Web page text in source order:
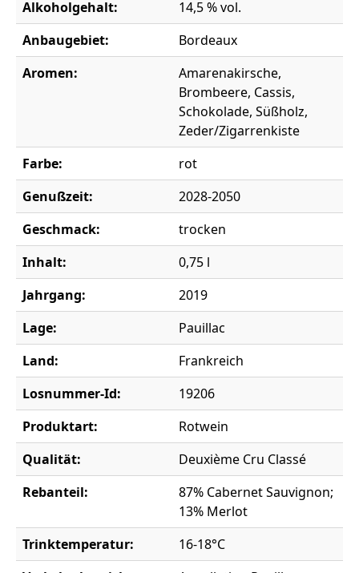
Alkoholgehalt:
14,5 % vol.
Anbaugebiet:
Bordeaux
Aromen:
Amarenakirsche,
Brombeere, Cassis,
Schokolade, Süßholz,
Zeder/Zigarrenkiste
Farbe:
rot
Genußzeit:
2028-2050
Geschmack:
trocken
Inhalt:
0,75 l
Jahrgang:
2019
Lage:
Pauillac
Land:
Frankreich
Losnummer-Id:
19206
Produktart:
Rotwein
Qualität:
Deuxième Cru Classé
Rebanteil:
87% Cabernet Sauvignon;
13% Merlot
Trinktemperatur:
16-18°C